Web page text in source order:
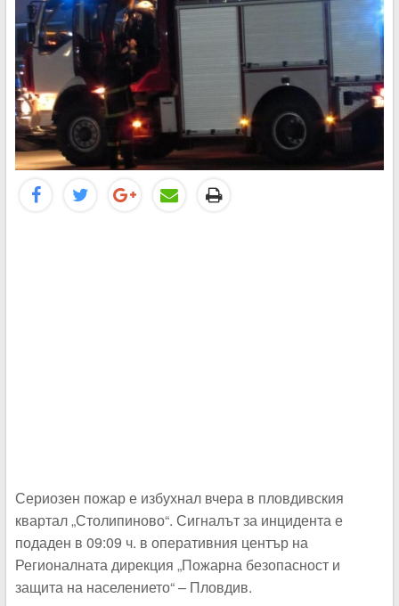
Сериозен пожар е избухнал вчера в пловдивския
квартал „Столипиново“. Сигналът за инцидента е
подаден в 09:09 ч. в оперативния център на
Регионалната дирекция „Пожарна безопасност и
защита на населението“ – Пловдив.